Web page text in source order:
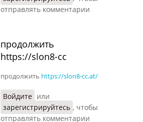
отправлять комментарии
продолжить
https://slon8-cc
продолжить https://slon8-cc.at/
Войдите или
зарегистрируйтесь , чтобы
отправлять комментарии